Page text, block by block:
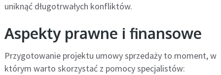
uniknąć długotrwałych konfliktów.
Aspekty prawne i finansowe
Przygotowanie projektu umowy sprzedaży to moment, w
którym warto skorzystać z pomocy specjalistów: